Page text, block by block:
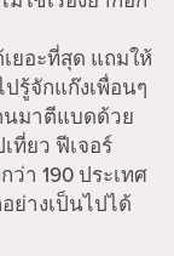
ยอะที่สุด แถมให้
รู้จักแก๊งเพื่อนๆ
มาตีแบดด้วย
ที่ยว ฟีเจอร์
ว่า 190 ประเทศ
ย่างเป็นไปได้